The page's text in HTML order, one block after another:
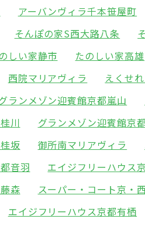
アーバンヴィラ千本笹屋町
そんぽの家S西大路八条
しい家静市 たのしい家高雄
西院マリアヴィラ えくせ
ランメゾン迎賓館京都嵐山
川
グランメゾン迎賓館京
坂
御所南マリアヴィラ
音羽
エイジフリーハウス
森
スーパー・コート京・
エイジフリーハウス京都有栖